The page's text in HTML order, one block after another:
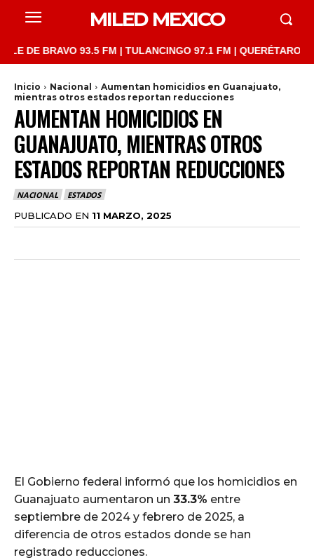
MILED MEXICO
BRAVO 93.5 FM | TULANCINGO 97.1 FM | QUERÉTARO
Inicio Nacional
Aumentan homicidios en Guanajuato,
mientras otros estados reportan reducciones
AUMENTAN HOMICIDIOS EN
GUANAJUATO, MIENTRAS OTROS
ESTADOS REPORTAN REDUCCIONES
NACIONAL ESTADOS
PUBLICADO EN 11 MARZO, 2025
El Gobierno federal informó que los homicidios en
Guanajuato aumentaron un 33.3% entre
septiembre de 2024 y febrero de 2025, a
diferencia de otros estados donde se han
registrado reducciones.